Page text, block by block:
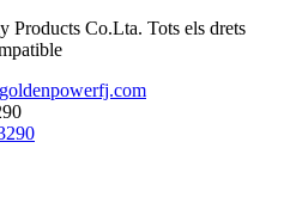
Products Co.Lta. Tots els drets